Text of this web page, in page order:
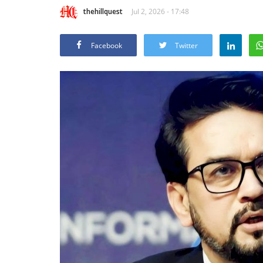
thehillquest Jul 2, 2026 - 17:48
Facebook Twitter